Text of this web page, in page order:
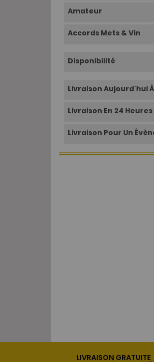
Amateur
Accords Mets & Vin
Disponibilité
Livraison Aujourd'hui
Livraison En 24
Livraison Pour Un
LIVRAISON GRATUITE